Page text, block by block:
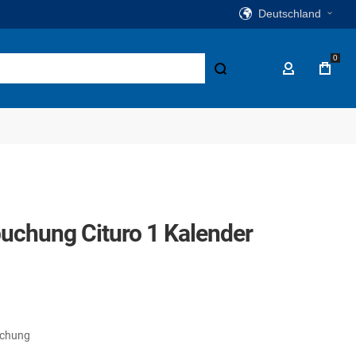
Deutschland
Mein Konto
0
Cituro 1 Kalender